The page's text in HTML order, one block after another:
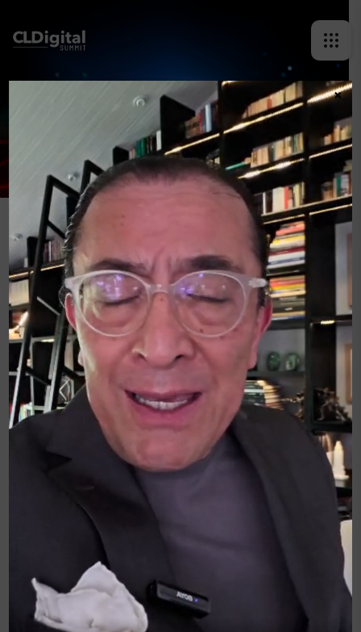
FRANCISCO CONCHA
Francisco Concha
Gerente de Asuntos Regulatorios,
Relaciones Gubernamentales y Gremios
de Claro Chile
×